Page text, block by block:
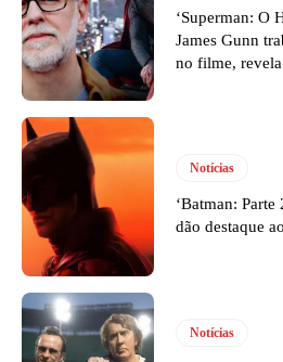
‘Superman: O
James Gunn
no filme,
Notícias
‘Batman: Parte
dão destaque
Notícias